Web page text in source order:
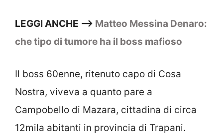
LEGGI ANCHE –> Matteo Messina Denaro:
che tipo di tumore ha il boss mafioso
Il boss 60enne, ritenuto capo di Cosa
Nostra, viveva a quanto pare a
Campobello di Mazara, cittadina di circa
12mila abitanti in provincia di Trapani.